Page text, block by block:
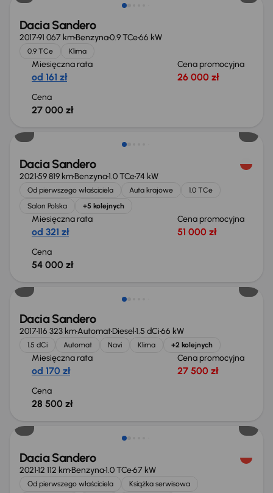
Dacia Sandero
201791 067 kmBenzyna0.9 TCe66 kW
0.9 TCe Klima
Miesięczna rata
od 161 zł
Cena promocyjna
26 000 zł
Cena
27 000 zł
Dacia Sandero
202159 819 kmBenzyna1.0 TCe74 kW
Od pierwszego właściciela Auta krajowe
1.0 TCe
Salon Polska
+5 kolejnych
Miesięczna rata
od 321 zł
Cena promocyjna
51 000 zł
Cena
54 000 zł
Dacia Sandero
2017116 323 kmAutomatDiesel1.5 dCi66 kW
1.5 dCi Automat Navi Klima +2 kolejnych
Miesięczna rata
od 170 zł
Cena promocyjna
27 500 zł
Cena
28 500 zł
Taniej o 1 000 zł
Dacia Sandero
202112 112 kmBenzyna1.0 TCe67 kW
Od pierwszego właściciela Książka serwisowa